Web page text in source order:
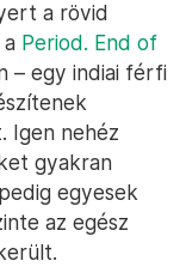
a rövid
Period. End of
– egy indiai férfi
Igen nehéz
gyakran
egyesek
az egész